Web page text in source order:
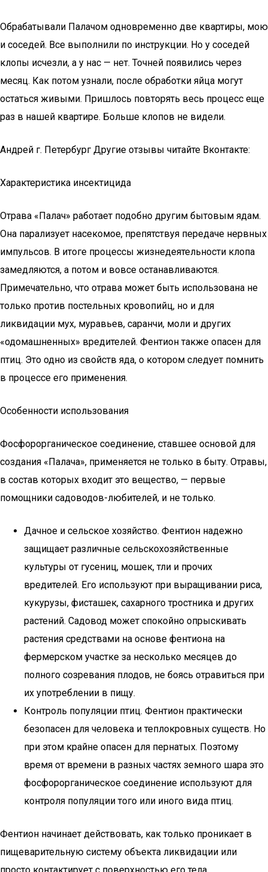
Обрабатывали Палачом одновременно две квартиры, мою
и соседей. Все выполнили по инструкции. Но у соседей
клопы исчезли, а у нас — нет. Точней появились через
месяц. Как потом узнали, после обработки яйца могут
остаться живыми. Пришлось повторять весь процесс еще
раз в нашей квартире. Больше клопов не видели.
Андрей г. Петербург Другие отзывы читайте Вконтакте:
Характеристика инсектицида
Отрава «Палач» работает подобно другим бытовым ядам.
Она парализует насекомое, препятствуя передаче нервных
импульсов. В итоге процессы жизнедеятельности клопа
замедляются, а потом и вовсе останавливаются.
Примечательно, что отрава может быть использована не
только против постельных кровопийц, но и для
ликвидации мух, муравьев, саранчи, моли и других
«одомашненных» вредителей. Фентион также опасен для
птиц. Это одно из свойств яда, о котором следует помнить
в процессе его применения.
Особенности использования
Фосфорорганическое соединение, ставшее основой для
создания «Палача», применяется не только в быту. Отравы,
в состав которых входит это вещество, — первые
помощники садоводов-любителей, и не только.
Дачное и сельское хозяйство. Фентион надежно
защищает различные сельскохозяйственные
культуры от гусениц, мошек, тли и прочих
вредителей. Его используют при выращивании риса,
кукурузы, фисташек, сахарного тростника и других
растений. Садовод может спокойно опрыскивать
растения средствами на основе фентиона на
фермерском участке за несколько месяцев до
полного созревания плодов, не боясь отравиться при
их употреблении в пищу.
Контроль популяции птиц. Фентион практически
безопасен для человека и теплокровных существ. Но
при этом крайне опасен для пернатых. Поэтому
время от времени в разных частях земного шара это
фосфорорганическое соединение используют для
контроля популяции того или иного вида птиц.
Фентион начинает действовать, как только проникает в
пищеварительную систему объекта ликвидации или